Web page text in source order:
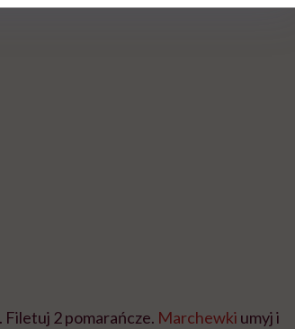
Filetuj 2 pomarańcze. Marchewki umyj i